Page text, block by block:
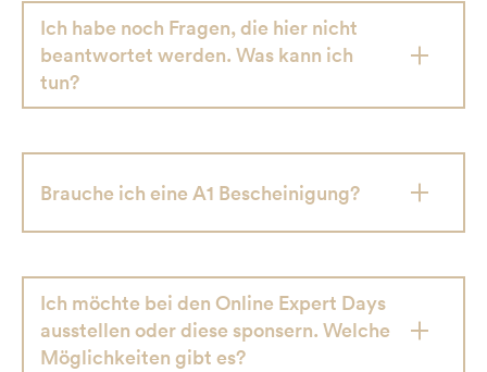
Ich habe noch Fragen, die hier nicht
beantwortet werden. Was kann ich
tun?
Brauche ich eine A1 Bescheinigung?
Ich möchte bei den Online Expert Days
ausstellen oder diese sponsern. Welche
Möglichkeiten gibt es?